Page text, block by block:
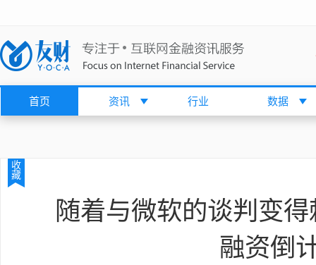
首页 资讯 行业 数据
收
藏
随着与微软的谈判变
融资倒